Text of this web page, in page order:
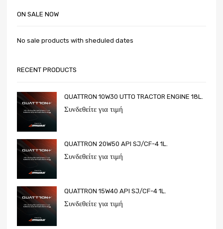
ON SALE NOW
No sale products with sheduled dates
RECENT PRODUCTS
QUATTRON 10W30 UTTO TRACTOR ENGINE 18L.
Συνδεθείτε για τιμή
QUATTRON 20W50 API SJ/CF-4 1L.
Συνδεθείτε για τιμή
QUATTRON 15W40 API SJ/CF-4 1L.
Συνδεθείτε για τιμή